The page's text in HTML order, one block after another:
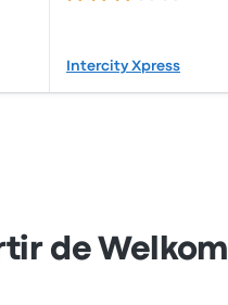
Intercity Xpress
de Welkom